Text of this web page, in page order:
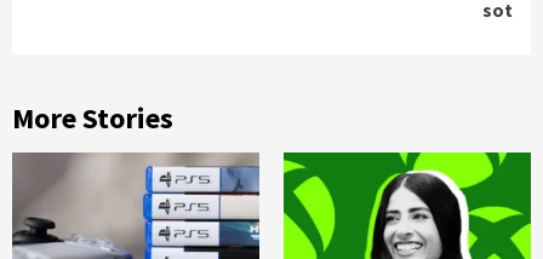
sot
More Stories